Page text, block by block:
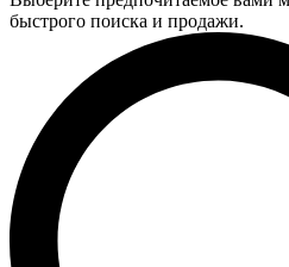
быстрого поиска и продажи.